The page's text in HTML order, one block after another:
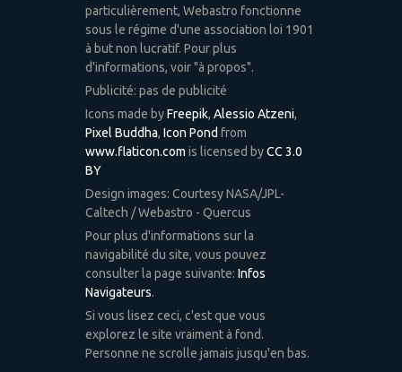
particulièrement, Webastro fonctionne
sous le régime d'une association loi 1901
à but non lucratif. Pour plus
d'informations, voir "à propos".
Publicité: pas de publicité
Icons made byFreepik, Alessio Atzeni,
Pixel Buddha, Icon Pond from
www.flaticon.com is licensed byCC 3.0
BY
Design images: Courtesy NASA/JPL-
Caltech / Webastro - Quercus
Pour plus d'informations sur la
navigabilité du site, vous pouvez
consulter la page suivante: Infos
Navigateurs.
Si vous lisez ceci, c'est que vous
explorez le site vraiment à fond.
Personne ne scrolle jamais jusqu'en bas.